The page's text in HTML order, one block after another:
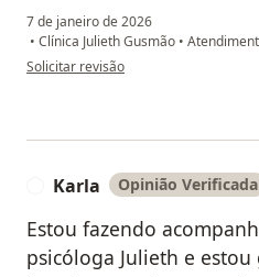
7 de janeiro de 2026
• Clínica Julieth Gusmão •
na opinião do utilizador I.C
Solicitar revisão
Karla Opinião Verificada
Estou fazendo
psicóloga Julieth e